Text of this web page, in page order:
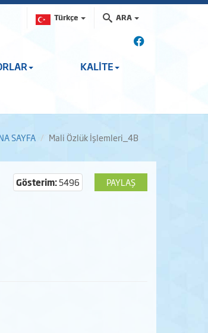
Türkçe ARA
KALİTE
SAYFA Mali Özlük İşlemleri_4B
PAYLAŞ
Gösterim:5496